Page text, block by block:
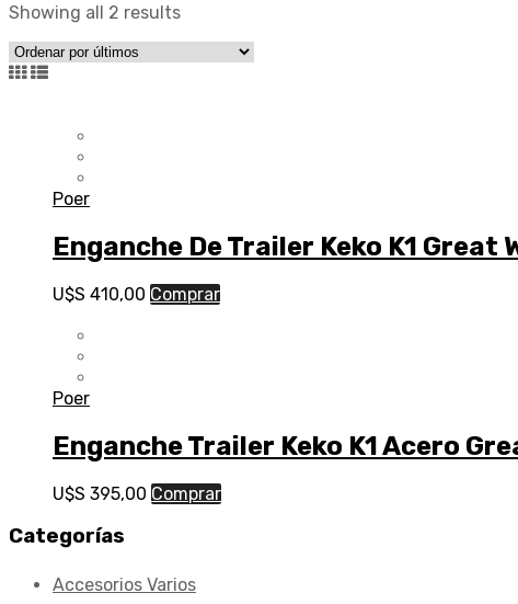
Showing all 2 results
Poer
Enganche De Trailer Keko K1 Great
U$S 410,00 Comprar
Poer
Enganche Trailer Keko K1 Acero
U$S 395,00 Comprar
Categorías
Accesorios Varios